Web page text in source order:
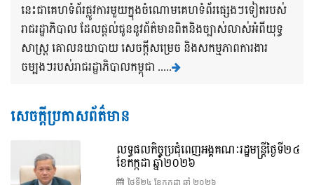
នេះជាគេហទំព័រផ្លូវការមួយក្នុងចំណោមគេហទំព័រផ្សេងៗទៀតរបស់
រាជរដ្ឋាភិបាល ដែលផ្តល់ជូននូវព័ត៌មានពិតនិងច្បាស់លាស់អំពីយុទ្ធ
សាស្រ្ត គោលនយាបាយ សេចក្តីសម្រេច និងសកម្មភាពការងារ
ចម្បងៗរបស់រាជរដ្ឋាភិបាលកម្ពុជា .....
សេចក្តីប្រកាសព័ត៌មាន
លទ្ធផលកិច្ចប្រជុំពេញអង្គគណៈរដ្ឋមន្រ្តីថ្ងៃទី២៤
ខែកក្កដា ឆ្នាំ២០២៦
ថ្ងៃទី២៤ ខែ​កក្កដា ឆ្នាំ ២០២៦